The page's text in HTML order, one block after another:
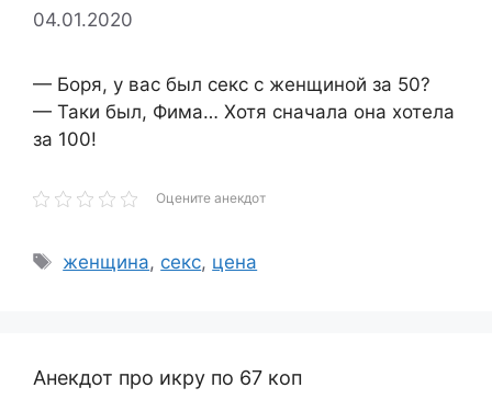
04.01.2020
— Боря, у вас был секс с женщиной за 50?
— Таки был, Фима… Хотя сначала она хотела
за 100!
Оцените анекдот
Метки
женщина, секс, цена
Анекдот про икру по 67 коп